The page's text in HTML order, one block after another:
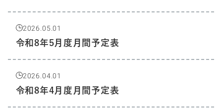
2026.05.01
令和8年5月度月間予定表
2026.04.01
令和8年4月度月間予定表